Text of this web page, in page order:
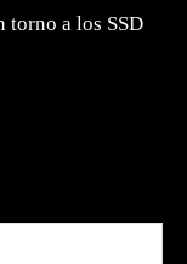
torno a los SSD